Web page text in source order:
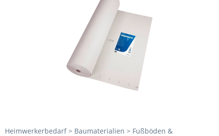
Heimwerkerbedarf > Baumaterialien > Fußböden &